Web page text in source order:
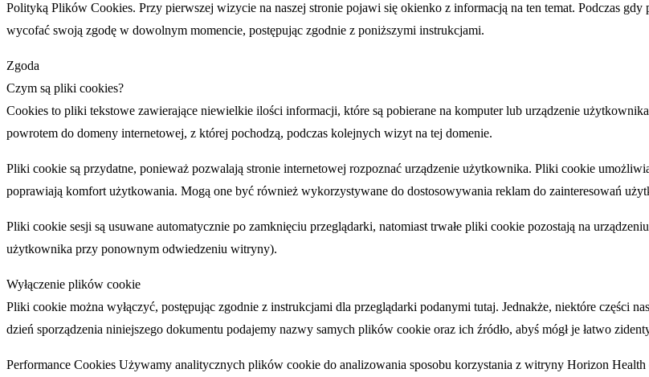
Polityką Plików Cookies. Przy pierwszej wizycie na naszej stronie pojawi się okienko z informacją na ten temat. Podczas
wycofać swoją zgodę w dowolnym momencie, postępując zgodnie z poniższymi instrukcjami.
Zgoda
Czym są pliki cookies?
Cookies to pliki tekstowe zawierające niewielkie ilości informacji, które są pobierane na komputer lub urządzenie
powrotem do domeny internetowej, z której pochodzą, podczas kolejnych wizyt na tej domenie.
Pliki cookie są przydatne, ponieważ pozwalają stronie internetowej rozpoznać urządzenie użytkownika. Pliki cookie
poprawiają komfort użytkowania. Mogą one być również wykorzystywane do dostosowywania reklam do zainteresowań
Pliki cookie sesji są usuwane automatycznie po zamknięciu przeglądarki, natomiast trwałe pliki cookie pozostają na
użytkownika przy ponownym odwiedzeniu witryny).
Wyłączenie plików cookie
Pliki cookie można wyłączyć, postępując zgodnie z instrukcjami dla przeglądarki podanymi tutaj. Jednakże, niektóre części
dzień sporządzenia niniejszego dokumentu podajemy nazwy samych plików cookie oraz ich źródło, abyś mógł je łatwo
Performance Cookies Używamy analitycznych plików cookie do analizowania sposobu korzystania z witryny Horizon